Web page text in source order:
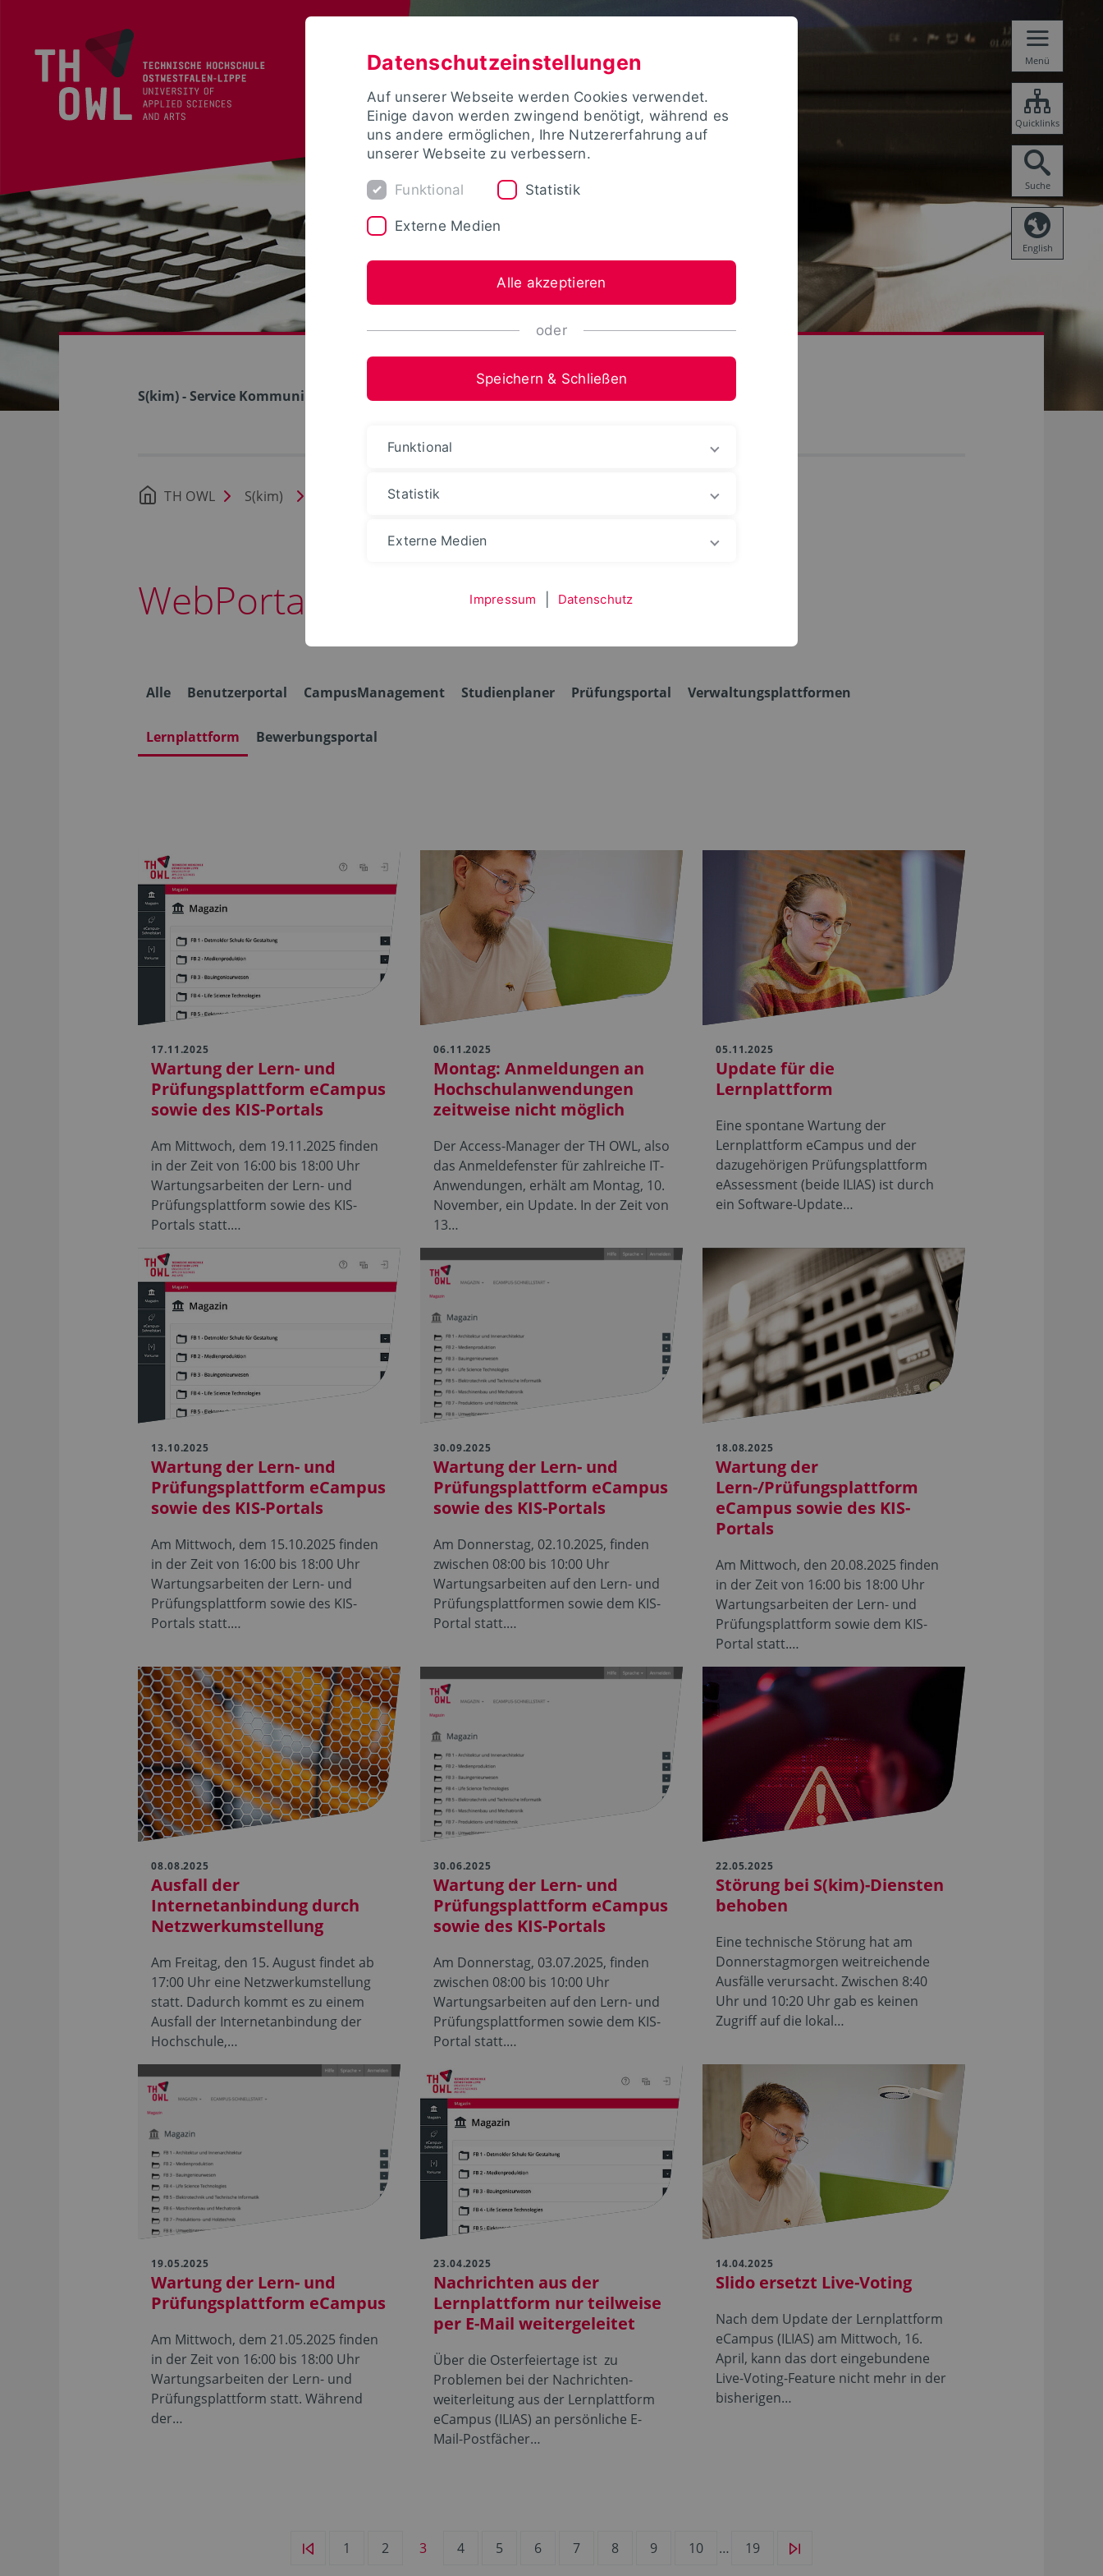
Menü
Quicklinks
Suche
English
S(kim) - Service Kommunikation Information Medien
TH OWL S(kim) Nachrichten WebPortale
WebPortale
Alle Benutzerportal CampusManagement Studienplaner Prüfungsportal Verwaltungsplattformen
Lernplattform Bewerbungsportal
17.11.2025
Wartung der Lern- und
Prüfungsplattform eCampus
sowie des KIS-Portals
Am Mittwoch, dem 19.11.2025 finden
in der Zeit von 16:00 bis 18:00 Uhr
Wartungsarbeiten der Lern- und
Prüfungsplattform sowie des KIS-
Portals statt.…
06.11.2025
Montag: Anmeldungen an
Hochschulanwendungen
zeitweise nicht möglich
Der Access-Manager der TH OWL, also
das Anmeldefenster für zahlreiche IT-
Anwendungen, erhält am Montag, 10.
November, ein Update. In der Zeit von
13…
05.11.2025
Update für die
Lernplattform
Eine spontane Wartung der
Lernplattform eCampus und der
dazugehörigen Prüfungsplattform
eAssessment (beide ILIAS) ist durch
ein Software-Update…
13.10.2025
Wartung der Lern- und
Prüfungsplattform eCampus
sowie des KIS-Portals
Am Mittwoch, dem 15.10.2025 finden
in der Zeit von 16:00 bis 18:00 Uhr
Wartungsarbeiten der Lern- und
Prüfungsplattform sowie des KIS-
Portals statt.…
30.09.2025
Wartung der Lern- und
Prüfungsplattform eCampus
sowie des KIS-Portals
Am Donnerstag, 02.10.2025, finden
zwischen 08:00 bis 10:00 Uhr
Wartungsarbeiten auf den Lern- und
Prüfungsplattformen sowie dem KIS-
Portal statt.…
18.08.2025
Wartung der
Lern-/Prüfungsplattform
eCampus sowie des KIS-
Portals
Am Mittwoch, den 20.08.2025 finden
in der Zeit von 16:00 bis 18:00 Uhr
Wartungsarbeiten der Lern- und
Prüfungsplattform sowie dem KIS-
Portal statt.…
08.08.2025
Ausfall der
Internetanbindung durch
Netzwerkumstellung
Am Freitag, den 15. August findet ab
17:00 Uhr eine Netzwerkumstellung
statt. Dadurch kommt es zu einem
Ausfall der Internetanbindung der
Hochschule,…
30.06.2025
Wartung der Lern- und
Prüfungsplattform eCampus
sowie des KIS-Portals
Am Donnerstag, 03.07.2025, finden
zwischen 08:00 bis 10:00 Uhr
Wartungsarbeiten auf den Lern- und
Prüfungsplattformen sowie dem KIS-
Portal statt.…
22.05.2025
Störung bei S(kim)-Diensten
behoben
Eine technische Störung hat am
Donnerstagmorgen weitreichende
Ausfälle verursacht. Zwischen 8:40
Uhr und 10:20 Uhr gab es keinen
Zugriff auf die lokal…
19.05.2025
Wartung der Lern- und
Prüfungsplattform eCampus
Am Mittwoch, dem 21.05.2025 finden
in der Zeit von 16:00 bis 18:00 Uhr
Wartungsarbeiten der Lern- und
Prüfungsplattform statt. Während
der…
23.04.2025
Nachrichten aus der
Lernplattform nur teilweise
per E-Mail weitergeleitet
Über die Osterfeiertage ist zu
Problemen bei der Nachrichten­
weiterleitung aus der Lernplattform
eCampus (ILIAS) an persönliche E-
Mail-Postfächer…
14.04.2025
Slido ersetzt Live-Voting
Nach dem Update der Lernplattform
eCampus (ILIAS) am Mittwoch, 16.
April, kann das dort eingebundene
Live-Voting-Feature nicht mehr in der
bisherigen…
1 2 3 4 5 6 7 8 9 10 … 19
Datenschutzeinstellungen
Auf unserer Webseite werden Cookies verwendet.
Einige davon werden zwingend benötigt, während es
uns andere ermöglichen, Ihre Nutzererfahrung auf
unserer Webseite zu verbessern.
Funktional Statistik
Externe Medien
Alle akzeptieren
oder
Speichern & Schließen
Funktional
Statistik
Externe Medien
Impressum Datenschutz